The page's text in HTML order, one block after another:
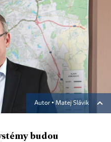
Autor ▪Matej Slávik
budou